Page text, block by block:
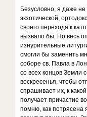
Безусловно, я даже
экзотической,
своего перехода к
вызвало бы. Но весь
изнурительные
смогли бы заменить
соборе св. Павла в
со всех концов Земли
воскресенья, чтобы
спрашивает их, к
получает причастие
помню, как потрясена